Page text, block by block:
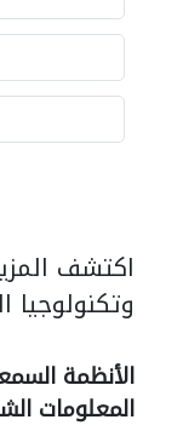
اكتشف
وتكنولوجيا
الأنظمة
المعلومات